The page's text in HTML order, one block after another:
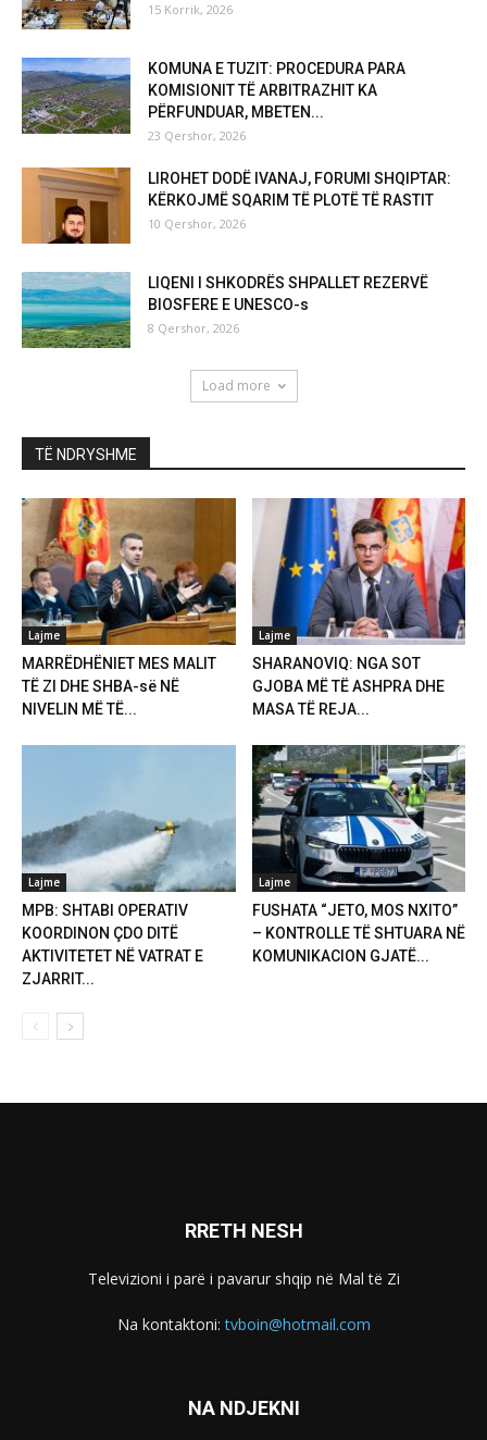
15 Korrik, 2026
KOMUNA E TUZIT: PROCEDURA PARA
KOMISIONIT TË ARBITRAZHIT KA
PËRFUNDUAR, MBETEN...
23 Qershor, 2026
LIROHET DODË IVANAJ, FORUMI SHQIPTAR:
KËRKOJMË SQARIM TË PLOTË TË RASTIT
10 Qershor, 2026
LIQENI I SHKODRËS SHPALLET REZERVË
BIOSFERE E UNESCO-s
8 Qershor, 2026
Load more
TË NDRYSHME
Lajme
MARRËDHËNIET MES MALIT
TË ZI DHE SHBA-së NË
NIVELIN MË TË...
Lajme
SHARANOVIQ: NGA SOT
GJOBA MË TË ASHPRA DHE
MASA TË REJA...
Lajme
MPB: SHTABI OPERATIV
KOORDINON ÇDO DITË
AKTIVITETET NË VATRAT E
ZJARRIT...
Lajme
FUSHATA “JETO, MOS NXITO”
– KONTROLLE TË SHTUARA NË
KOMUNIKACION GJATË...
RRETH NESH
Televizioni i parë i pavarur shqip në Mal të Zi
Na kontaktoni:tvboin@hotmail.com
NA NDJEKNI